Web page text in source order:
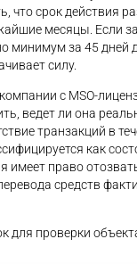
что срок действия
месяцы. Если
минимум за 45 дней
силу.
с MSO-
ведет ли она
транзакций в
как
имеет право
средств
для проверки